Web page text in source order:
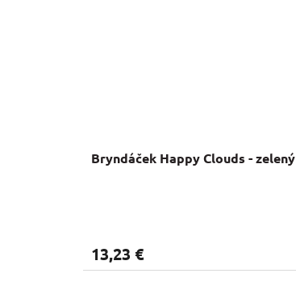
Bryndáček Happy Clouds - zelený
13,23 €